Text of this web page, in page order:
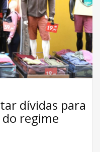
dívidas para
regime